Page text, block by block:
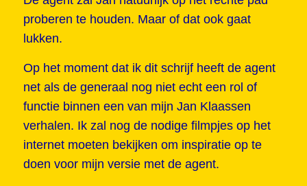
proberen te houden. Maar of dat ook gaat
lukken.
Op het moment dat ik dit schrijf heeft de agent
net als de generaal nog niet echt een rol of
functie binnen een van mijn Jan Klaassen
verhalen. Ik zal nog de nodige filmpjes op het
internet moeten bekijken om inspiratie op te
doen voor mijn versie met de agent.